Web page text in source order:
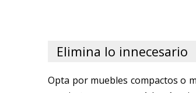
Elimina lo innecesario
Opta por muebles compactos o